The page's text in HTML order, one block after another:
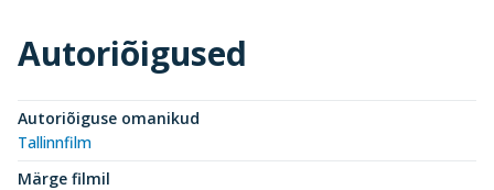
Autoriõigused
Autoriõiguse omanikud
Tallinnfilm
Märge filmil